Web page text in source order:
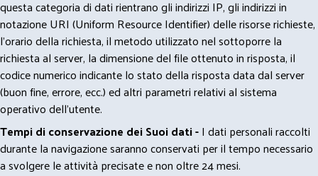
questa categoria di dati rientrano gli indirizzi IP, gli indirizzi in
notazione URI (Uniform Resource Identifier) delle risorse richieste,
l'orario della richiesta, il metodo utilizzato nel sottoporre la
richiesta al server, la dimensione del file ottenuto in risposta, il
codice numerico indicante lo stato della risposta data dal server
(buon fine, errore, ecc.) ed altri parametri relativi al sistema
operativo dell'utente.
Tempi di conservazione dei Suoi dati -I dati personali raccolti
durante la navigazione saranno conservati per il tempo necessario
a svolgere le attività precisate e non oltre 24 mesi.